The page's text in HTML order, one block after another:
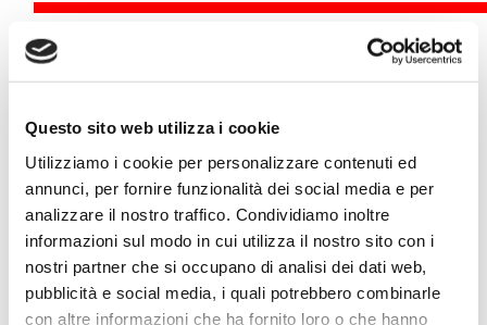
Questo sito web utilizza i cookie
Utilizziamo i cookie per personalizzare contenuti ed
annunci, per fornire funzionalità dei social media e per
analizzare il nostro traffico. Condividiamo inoltre
informazioni sul modo in cui utilizza il nostro sito con i
nostri partner che si occupano di analisi dei dati web,
pubblicità e social media, i quali potrebbero combinarle
con altre informazioni che ha fornito loro o che hanno
Eventi
7 ottobre |15.15 | Orto Botanico
FOCUS
API E INSETTI IMPOLLINATORI: ALLEATI PREZIOSI DELLA
BIODIVERSITÀ